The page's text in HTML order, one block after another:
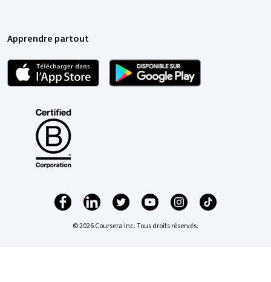
Apprendre partout
© 2026 Coursera Inc. Tous droits réservés.